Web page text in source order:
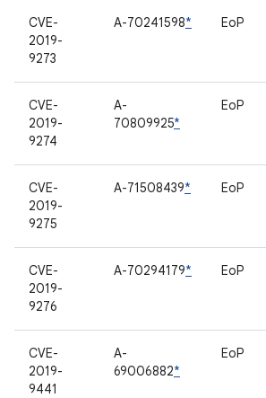
CVE-
2019-
9273
A-70241598* EoP
CVE-
2019-
9274
A-
70809925*
EoP
CVE-
2019-
9275
A-71508439* EoP
CVE-
2019-
9276
A-70294179* EoP
CVE-
2019-
9441
A-
69006882*
EoP